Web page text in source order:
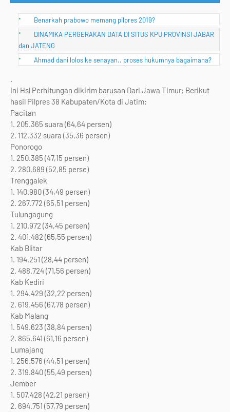
Benarkah prabowo memang pilpres 2019?
DINAMIKA PERGERAKAN DATA DI SITUS KPU PROVINSI JABAR
dan JATENG
Ahmad dani lolos ke senayan.. proses hukumnya bagaimana?
.
Ini Hsl Perhitungan dikirim barusan Dari Jawa Timur; Berikut
hasil Pilpres 38 Kabupaten/Kota di Jatim:
Pacitan
1. 205.365 suara (64,64 persen)
2. 112.332 suara (35,36 persen)
Ponorogo
1. 250.385 (47,15 persen)
2. 280.689 (52,85 perse)
Trenggalek
1. 140.980 (34,49 persen)
2. 267.772 (65,51 persen)
Tulungagung
1. 210.972 (34,45 persen)
2. 401.482 (65,55 persen)
Kab Blitar
1. 194.251 (28,44 persen)
2. 488.724 (71,56 persen)
Kab Kediri
1. 294.429 (32,22 persen)
2. 619.456 (67,78 persen)
Kab Malang
1. 549.623 (38,84 persen)
2. 865.641 (61,16 persen)
Lumajang
1. 256.576 (44,51 persen)
2. 319.840 (55,49 persen)
Jember
1. 507.428 (42,21 persen)
2. 694.751 (57,79 persen)